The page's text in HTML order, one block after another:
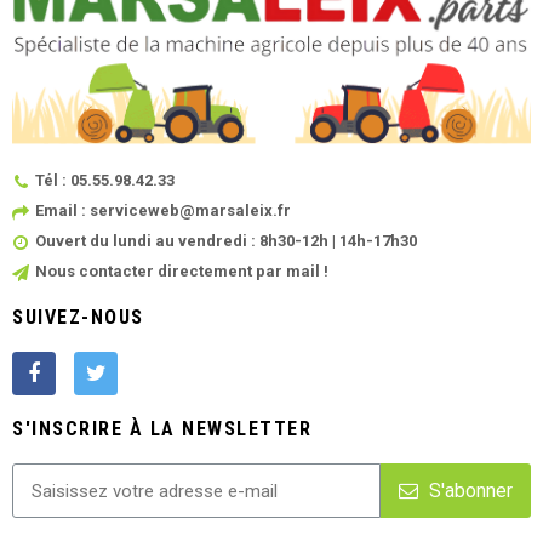
Tél : 05.55.98.42.33
Email : serviceweb@marsaleix.fr
Ouvert du lundi au vendredi : 8h30-12h | 14h-17h30
Nous contacter directement par mail !
SUIVEZ-NOUS
S'INSCRIRE À LA NEWSLETTER
S'abonner